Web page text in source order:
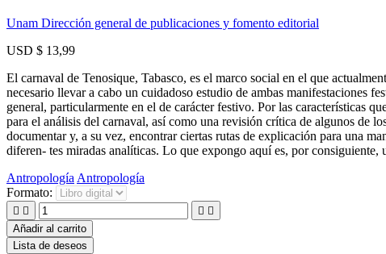
Unam Dirección general de publicaciones y fomento editorial
USD $ 13,99
El carnaval de Tenosique, Tabasco, es el marco social en el que
necesario llevar a cabo un cuidadoso estudio de ambas manifestaciones
general, particularmente en el de carácter festivo. Por las características
para el análisis del carnaval, así como una revisión crítica de algunos de
documentar y, a su vez, encontrar ciertas rutas de explicación para una
diferen- tes miradas analíticas. Lo que expongo aquí es, por consiguiente,
Antropología Antropología
Formato:
   
Añadir al carrito
Lista de deseos